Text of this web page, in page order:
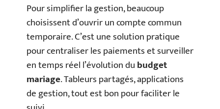
Pour simplifier la gestion, beaucoup
choisissent d’ouvrir un compte commun
temporaire. C’est une solution pratique
pour centraliser les paiements et surveiller
en temps réel l’évolution dubudget
mariage. Tableurs partagés, applications
de gestion, tout est bon pour faciliter le